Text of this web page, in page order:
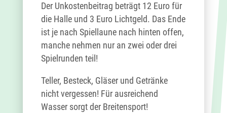
Der Unkostenbeitrag beträgt 12 Euro für
die Halle und 3 Euro Lichtgeld. Das Ende
ist je nach Spiellaune nach hinten offen,
manche nehmen nur an zwei oder drei
Spielrunden teil!
Teller, Besteck, Gläser und Getränke
nicht vergessen! Für ausreichend
Wasser sorgt der Breitensport!